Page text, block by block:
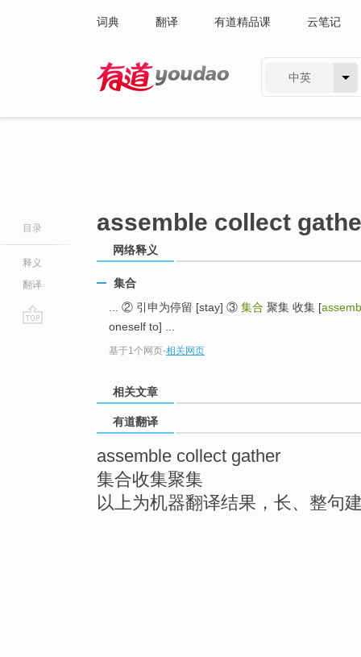
词典 翻译 有道精品课 云笔记
中英
目录
释义
翻译
assemble collect
网络释义
集合
... ② 引申为停留 [stay] ③ 集合 聚集 收集 [
oneself to] ...
基于1个网页-相关网页
相关文章
有道翻译
assemble collect gather
集合收集聚集
以上为机器翻译结果，长、整句